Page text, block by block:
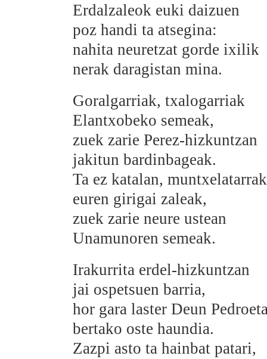
Erdalzaleok euki daizuen
poz handi ta atsegina:
nahita neuretzat gorde ixilik
nerak daragistan mina.
Goralgarriak, txalogarriak
Elantxobeko semeak,
zuek zarie Perez-hizkuntzan
jakitun bardinbageak.
Ta ez katalan, muntxelatarrak
euren girigai zaleak,
zuek zarie neure ustean
Unamunoren semeak.
Irakurrita erdel-hizkuntzan
jai ospetsuen barria,
hor gara laster Deun
bertako oste haundia.
Zazpi asto ta hainbat patari,